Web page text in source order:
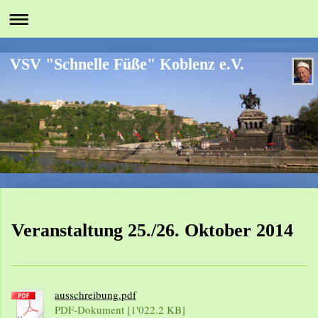
VSV "Schnelle Füße" Koblenz e.V.
Veranstaltung 25./26. Oktober 2014
ausschreibung.pdf
PDF-Dokument [1'022.2 KB]